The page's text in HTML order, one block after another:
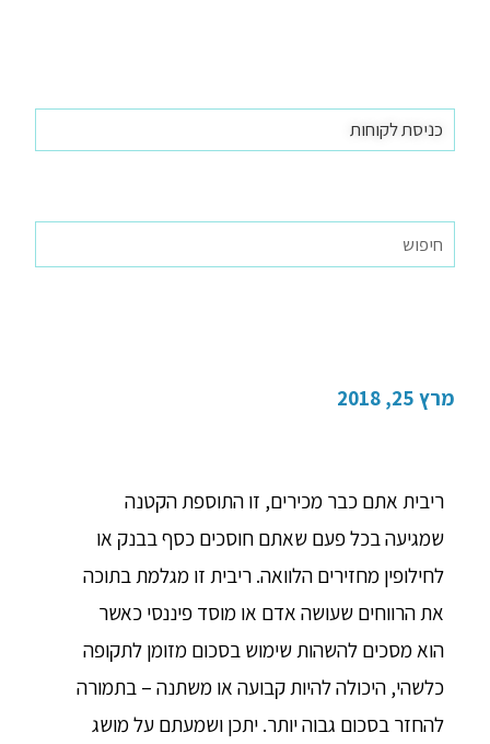
כניסת לקוחות
מרץ 25, 2018
ריבית אתם כבר מכירים, זו התוספת הקטנה
שמגיעה בכל פעם שאתם חוסכים כסף בבנק או
לחילופין מחזירים הלוואה. ריבית זו מגלמת בתוכה
את הרווחים שעושה אדם או מוסד פיננסי כאשר
הוא מסכים להשהות שימוש בסכום מזומן לתקופה
כלשהי, היכולה להיות קבועה או משתנה – בתמורה
להחזר בסכום גבוה יותר. יתכן ושמעתם על מושג